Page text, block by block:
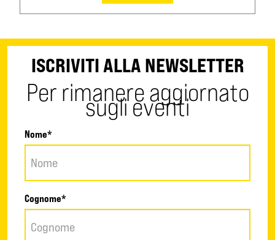
ISCRIVITI ALLA NEWSLETTER
Per rimanere aggiornato
sugli eventi
Nome*
Cognome*